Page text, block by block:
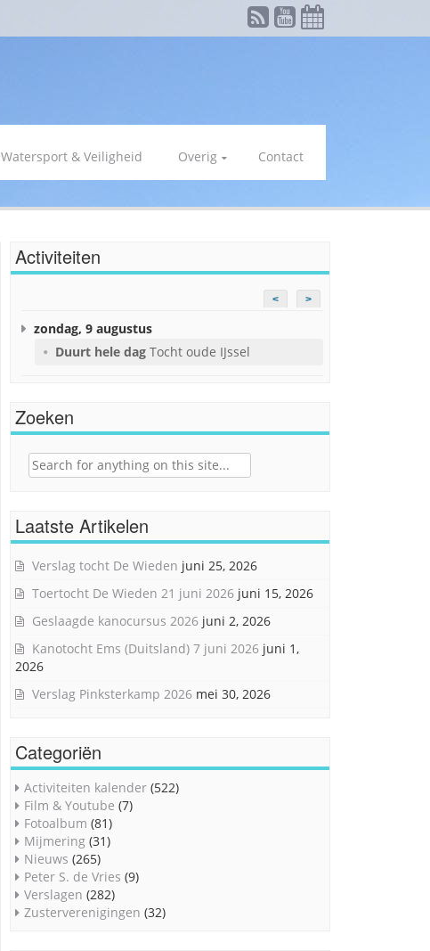
Watersport & Veiligheid Overig Contact
Activiteiten
< >
zondag, 9 augustus
Duurt hele dag Tocht oude IJssel
Zoeken
Search
Laatste Artikelen
Verslag tocht De Wieden juni 25, 2026
Toertocht De Wieden 21 juni 2026 juni 15, 2026
Geslaagde kanocursus 2026 juni 2, 2026
Kanotocht Ems (Duitsland) 7 juni 2026 juni 1,
2026
Verslag Pinksterkamp 2026 mei 30, 2026
Categoriën
Activiteiten kalender (522)
Film & Youtube (7)
Fotoalbum (81)
Mijmering (31)
Nieuws (265)
Peter S. de Vries (9)
Verslagen (282)
Zusterverenigingen (32)